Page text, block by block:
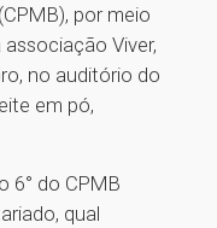
por meio
Viver,
no auditório do
em pó,
6° do CPMB
qual